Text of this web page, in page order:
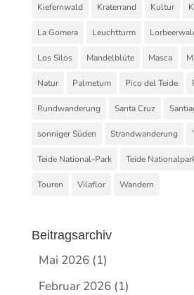
Kiefernwald Kraterrand Kultur
La Gomera Leuchtturm
Los Silos Mandelblüte Masca
Natur Palmetum Pico del Teide
Rundwanderung Santa Cruz
sonniger Süden Strandwanderung
Teide National-Park Teide
Touren Vilaflor Wandern
Beitragsarchiv
Mai 2026(1)
Februar 2026(1)